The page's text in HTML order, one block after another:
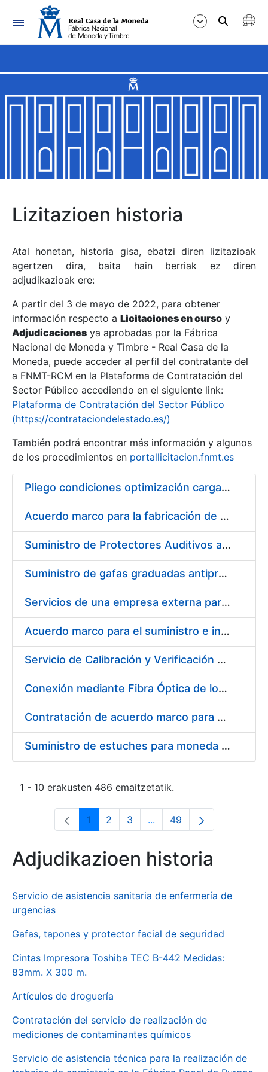
Nabigazioa
Erakutsi/Ezkutatu
Erakutsi/Ezkutatu
Erakutsi/Ezkutatu
Erakutsi/Ezkutatu
Erakutsi/Ezkutatu
Erakutsi/Ezkutatu
Erakutsi/Ezkutatu
Erakutsi/Ezkutatu
Lizitazioen historia
Atal honetan, historia gisa, ebatzi diren lizitazioak
agertzen dira, baita hain berriak ez diren
adjudikazioak ere:
A partir del 3 de mayo de 2022, para obtener
información respecto a Licitaciones en curso y
Adjudicaciones ya aprobadas por la Fábrica
Nacional de Moneda y Timbre - Real Casa de la
Moneda, puede acceder al perfil del contratante del
a FNMT-RCM en la Plataforma de Contratación del
Sector Público accediendo en el siguiente link:
Plataforma de Contratación del Sector Público
(https://contrataciondelestado.es/)
También podrá encontrar más información y algunos
de los procedimientos en portallicitacion.fnmt.es
Pliego condiciones optimización cargas compras firmado
Acuerdo marco para la fabricación de piezas
Suministro de Protectores Auditivos a medida para las personas trabajadoras de los Centros de Trabajo de Madrid y Burgos
Suministro de gafas graduadas antiproyecciones para los trabajadores de la FNMT-RCM en los centros de trabajo de Madrid y Burgos
Servicios de una empresa externa para el asesoramiento y resolución de los recursos de alzada que se presentan relacionados con procesos de selección para la FNMT-RCM
Acuerdo marco para el suministro e instalación de persianas, estores y otros complementos
Servicio de Calibración y Verificación Externa de los Equipos de Medición del Servicio de Prevención de la FNMT-RCM
Conexión mediante Fibra Óptica de los Centros de Proceso de Datos (CPDs) de las sedes de la FNMT-RCM de Burgos y Madrid
Contratación de acuerdo marco para el Suministro de Material de Electricidad para la Fábrica Nacional de Moneda y Timbre-Real Casa de la Moneda en su centro de trabajo de Burgos
Suministro de estuches para moneda de 30 €
1 - 10 erakusten 486 emaitzetatik.
Orrialdea
1 Orrialdea
2 Orrialdea
3 ...Intermediate Pages Use
Orrialdea
49
Adjudikazioen historia
Servicio de asistencia sanitaria de enfermería de
urgencias
Gafas, tapones y protector facial de seguridad
Cintas Impresora Toshiba TEC B-442 Medidas:
83mm. X 300 m.
Artículos de droguería
Contratación del servicio de realización de
mediciones de contaminantes químicos
Servicio de asistencia técnica para la realización de